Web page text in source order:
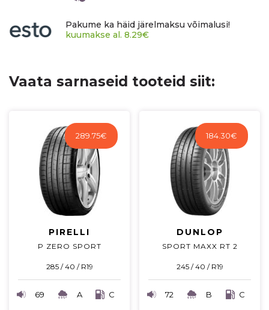
Pakume ka häid järelmaksu võimalusi!
kuumakse al. 8.29€
Vaata sarnaseid tooteid siit:
289.75€
PIRELLI
P ZERO SPORT
285 / 40 / R19
69 A C
184.30€
DUNLOP
SPORT MAXX RT 2
245 / 40 / R19
72 B C